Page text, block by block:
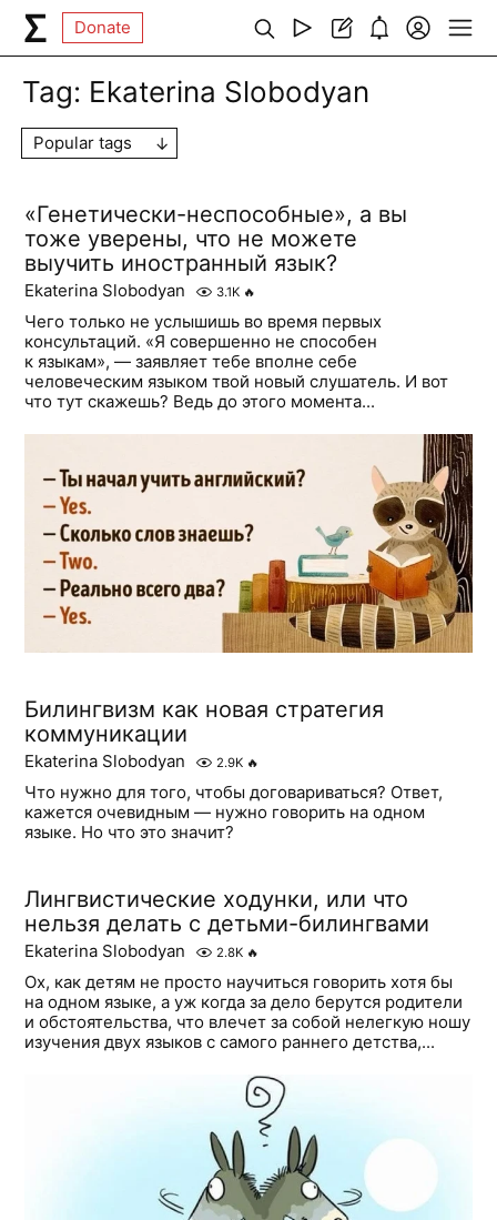
Donate
Tag: Ekaterina Slobodyan
Popular tags
«Генетически-неспособные», а вы
тоже уверены, что не можете
выучить иностранный язык?
Ekaterina Slobodyan 3.1K 🔥
Чего только не услышишь во время первых
консультаций. «Я совершенно не способен
к языкам», — заявляет тебе вполне себе
человеческим языком твой новый слушатель. И вот
что тут скажешь? Ведь до этого момента...
Билингвизм как новая стратегия
коммуникации
Ekaterina Slobodyan 2.9K 🔥
Что нужно для того, чтобы договариваться? Ответ,
кажется очевидным — нужно говорить на одном
языке. Но что это значит?
Лингвистические ходунки, или что
нельзя делать с детьми-билингвами
Ekaterina Slobodyan 2.8K 🔥
Ох, как детям не просто научиться говорить хотя бы
на одном языке, а уж когда за дело берутся родители
и обстоятельства, что влечет за собой нелегкую ношу
изучения двух языков с самого раннего детства,...